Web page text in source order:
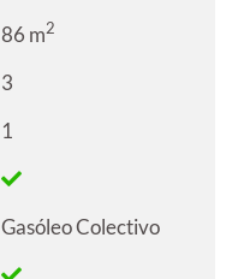
86 m2
3
1
Gasóleo Colectivo